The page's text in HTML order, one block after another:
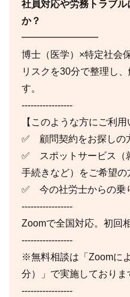
社員対応や労務トラブ
か？
━━━━━━━━
博士（医学）×特定社会
リスクを30分で整理し
す。
-----------------
【このような方にご利用
✅ 顧問契約をお探しの
✅ スポットサービス（
手続きなど）をご希望の
✅ 今の社労士からの乗
-----------------
Zoomで全国対応。初回
-----------------
※無料相談は「Zoomに
分）」で実施しておりま
-----------------